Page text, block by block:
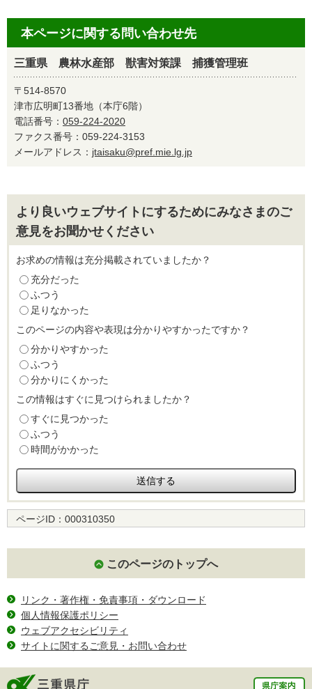
本ページに関する問い合わせ先
三重県 農林水産部 獣害対策課 捕獲管理班
〒514-8570
津市広明町13番地（本庁6階）
電話番号： 059-224-2020
ファクス番号：059-224-3153
メールアドレス： jtaisaku@pref.mie.lg.jp
より良いウェブサイトにするためにみなさまのご
意見をお聞かせください
お求めの情報は充分掲載されていましたか？
充分だった
ふつう
足りなかった
このページの内容や表現は分かりやすかったですか？
分かりやすかった
ふつう
分かりにくかった
この情報はすぐに見つけられましたか？
すぐに見つかった
ふつう
時間がかかった
ページID： 000310350
このページのトップへ
リンク・著作権・免責事項・ダウンロード
個人情報保護ポリシー
ウェブアクセシビリティ
サイトに関するご意見・お問い合わせ